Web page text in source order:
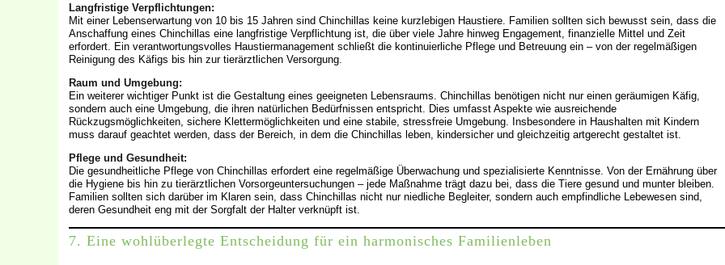
Langfristige Verpflichtungen:
Mit einer Lebenserwartung von 10 bis 15 Jahren sind Chinchillas keine kurzlebigen Haustiere. Familien sollten sich bewusst sein, dass die
Anschaffung eines Chinchillas eine langfristige Verpflichtung ist, die über viele Jahre hinweg Engagement, finanzielle Mittel und Zeit
erfordert. Ein verantwortungsvolles Haustiermanagement schließt die kontinuierliche Pflege und Betreuung ein – von der regelmäßigen
Reinigung des Käfigs bis hin zur tierärztlichen Versorgung.
Raum und Umgebung:
Ein weiterer wichtiger Punkt ist die Gestaltung eines geeigneten Lebensraums. Chinchillas benötigen nicht nur einen geräumigen Käfig,
sondern auch eine Umgebung, die ihren natürlichen Bedürfnissen entspricht. Dies umfasst Aspekte wie ausreichende
Rückzugsmöglichkeiten, sichere Klettermöglichkeiten und eine stabile, stressfreie Umgebung. Insbesondere in Haushalten mit Kindern
muss darauf geachtet werden, dass der Bereich, in dem die Chinchillas leben, kindersicher und gleichzeitig artgerecht gestaltet ist.
Pflege und Gesundheit:
Die gesundheitliche Pflege von Chinchillas erfordert eine regelmäßige Überwachung und spezialisierte Kenntnisse. Von der Ernährung über
die Hygiene bis hin zu tierärztlichen Vorsorgeuntersuchungen – jede Maßnahme trägt dazu bei, dass die Tiere gesund und munter bleiben.
Familien sollten sich darüber im Klaren sein, dass Chinchillas nicht nur niedliche Begleiter, sondern auch empfindliche Lebewesen sind,
deren Gesundheit eng mit der Sorgfalt der Halter verknüpft ist.
7. Eine wohlüberlegte Entscheidung für ein harmonisches Familienleben